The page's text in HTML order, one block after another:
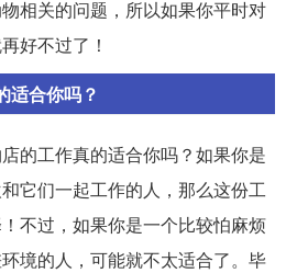
相关的问题，所以如果你平时对
好不过了！
适合你吗？
的工作真的适合你吗？如果你是
它们一起工作的人，那么这份工
不过，如果你是一个比较怕麻烦
境的人，可能就不太适合了。毕